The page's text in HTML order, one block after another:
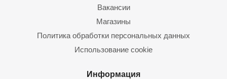
Вакансии
Магазины
Политика обработки персональных данных
Использование cookie
Информация